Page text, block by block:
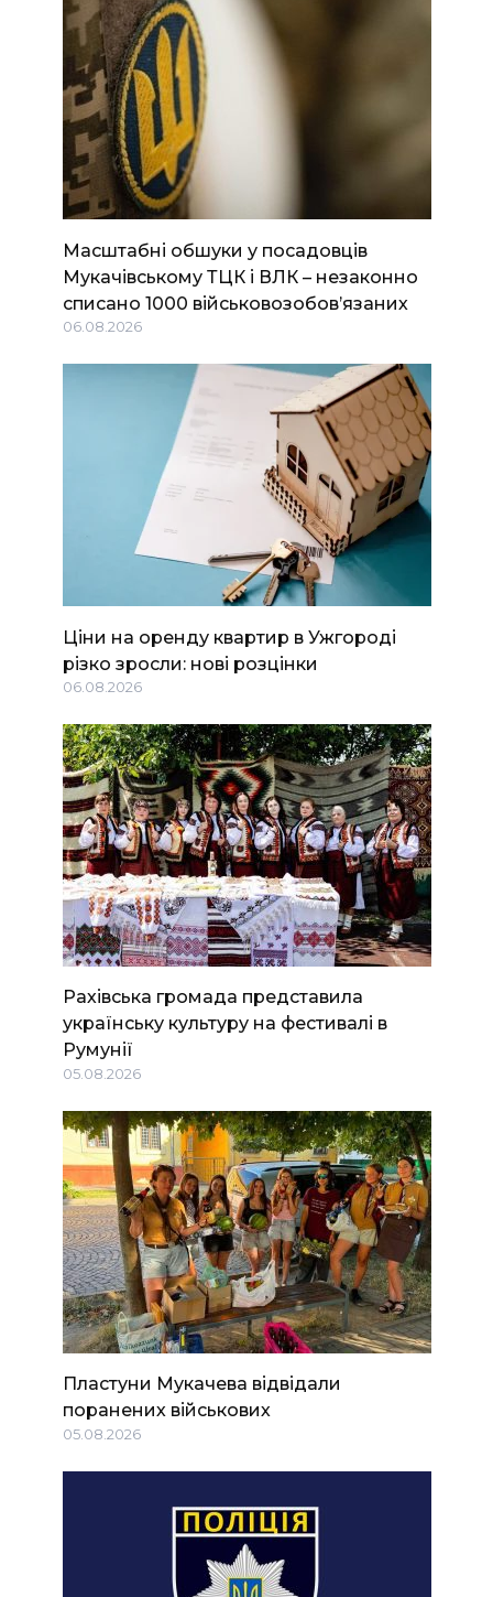
Масштабні обшуки у посадовців
Мукачівському ТЦК і ВЛК – незаконно
списано 1000 військовозобов’язаних
06.08.2026
Ціни на оренду квартир в Ужгороді
різко зросли: нові розцінки
06.08.2026
Рахівська громада представила
українську культуру на фестивалі в
Румунії
05.08.2026
Пластуни Мукачева відвідали
поранених військових
05.08.2026